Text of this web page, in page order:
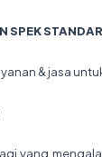
SPEK
& jasa
yang